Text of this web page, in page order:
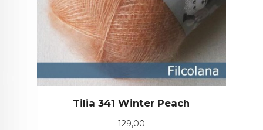
Tilia 341 Winter Peach
Pris
129,00